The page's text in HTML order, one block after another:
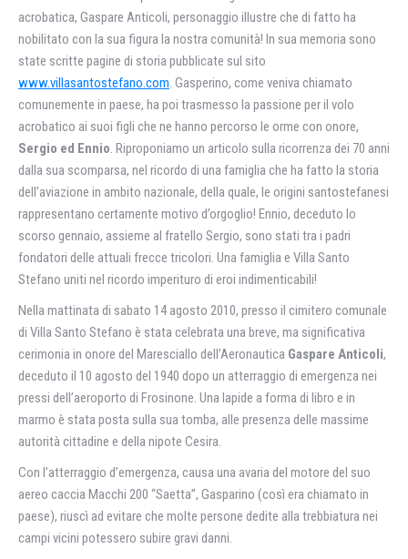
acrobatica, Gaspare Anticoli, personaggio illustre che di fatto ha
nobilitato con la sua figura la nostra comunità! In sua memoria sono
state scritte pagine di storia pubblicate sul sito
www.villasantostefano.com. Gasperino, come veniva chiamato
comunemente in paese, ha poi trasmesso la passione per il volo
acrobatico ai suoi figli che ne hanno percorso le orme con onore,
Sergio ed Ennio. Riproponiamo un articolo sulla ricorrenza dei 70 anni
dalla sua scomparsa, nel ricordo di una famiglia che ha fatto la storia
dell’aviazione in ambito nazionale, della quale, le origini santostefanesi
rappresentano certamente motivo d’orgoglio! Ennio, deceduto lo
scorso gennaio, assieme al fratello Sergio, sono stati tra i padri
fondatori delle attuali frecce tricolori. Una famiglia e Villa Santo
Stefano uniti nel ricordo imperituro di eroi indimenticabili!
Nella mattinata di sabato 14 agosto 2010, presso il cimitero comunale
di Villa Santo Stefano è stata celebrata una breve, ma significativa
cerimonia in onore del Maresciallo dell’Aeronautica Gaspare Anticoli,
deceduto il 10 agosto del 1940 dopo un atterraggio di emergenza nei
pressi dell’aeroporto di Frosinone. Una lapide a forma di libro e in
marmo è stata posta sulla sua tomba, alle presenza delle massime
autorità cittadine e della nipote Cesira.
Con l’atterraggio d’emergenza, causa una avaria del motore del suo
aereo caccia Macchi 200 “Saetta”, Gasparino (così era chiamato in
paese), riuscì ad evitare che molte persone dedite alla trebbiatura nei
campi vicini potessero subire gravi danni.